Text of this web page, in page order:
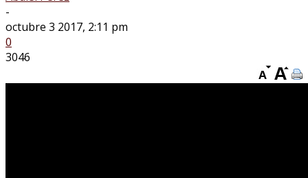
-
octubre 3 2017, 2:11 pm
0
3046